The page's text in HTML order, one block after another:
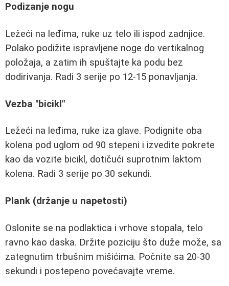
Podizanje nogu
Ležeći na leđima, ruke uz telo ili ispod zadnjice.
Polako podižite ispravljene noge do vertikalnog
položaja, a zatim ih spuštajte ka podu bez
dodirivanja. Radi 3 serije po 12-15 ponavljanja.
Vezba "bicikl"
Ležeći na leđima, ruke iza glave. Podignite oba
kolena pod uglom od 90 stepeni i izvedite pokrete
kao da vozite bicikl, dotičući suprotnim laktom
kolena. Radi 3 serije po 30 sekundi.
Plank (držanje u napetosti)
Oslonite se na podlaktica i vrhove stopala, telo
ravno kao daska. Držite poziciju što duže može, sa
zategnutim trbušnim mišićima. Počnite sa 20-30
sekundi i postepeno povećavajte vreme.